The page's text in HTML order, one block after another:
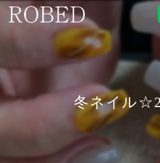
冬ネイル